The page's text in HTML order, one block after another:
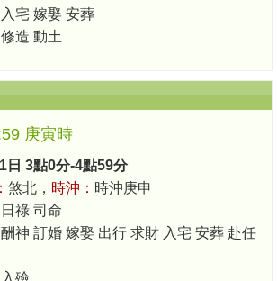
宅 嫁娶 安葬
造 動土
庚寅時
日 3點0分-4點59分
煞北， 時沖： 時沖庚申
祿 司命
神 訂婚 嫁娶 出行 求財 入宅 安葬 赴任
殮